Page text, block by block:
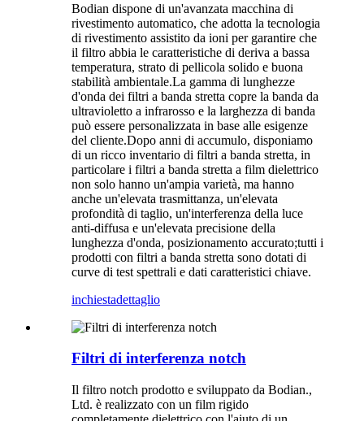
Bodian dispone di un'avanzata macchina di
rivestimento automatico, che adotta la tecnologia
di rivestimento assistito da ioni per garantire che
il filtro abbia le caratteristiche di deriva a bassa
temperatura, strato di pellicola solido e buona
stabilità ambientale.La gamma di lunghezze
d'onda dei filtri a banda stretta copre la banda da
ultravioletto a infrarosso e la larghezza di banda
può essere personalizzata in base alle esigenze
del cliente.Dopo anni di accumulo, disponiamo
di un ricco inventario di filtri a banda stretta, in
particolare i filtri a banda stretta a film dielettrico
non solo hanno un'ampia varietà, ma hanno
anche un'elevata trasmittanza, un'elevata
profondità di taglio, un'interferenza della luce
anti-diffusa e un'elevata precisione della
lunghezza d'onda, posizionamento accurato;tutti i
prodotti con filtri a banda stretta sono dotati di
curve di test spettrali e dati caratteristici chiave.
inchiestadettaglio
Filtri di interferenza notch
Il filtro notch prodotto e sviluppato da Bodian.,
Ltd. è realizzato con un film rigido